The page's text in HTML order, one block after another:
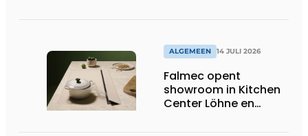
ALGEMEEN 14 JULI 2026
Falmec opent
showroom in Kitchen
Center Löhne en